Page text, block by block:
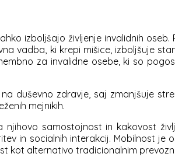
izboljšajo življenje invalidnih
vadba, ki krepi mišice, izboljšuje
za invalidne osebe, ki so
duševno zdravje, saj zmanjšuje
mejnikih.
samostojnost in kakovost
in socialnih interakcij. Mobilnost
kot alternativo tradicionalnim